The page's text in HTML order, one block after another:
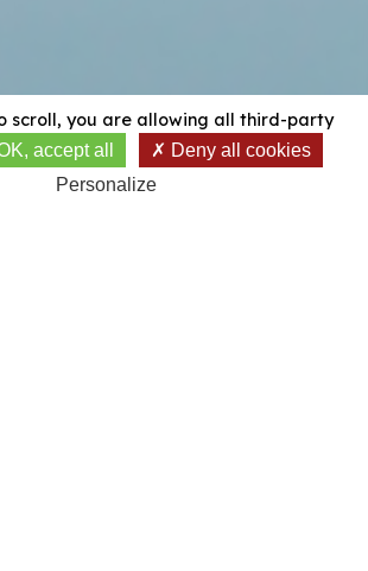
scroll, you are allowing all third-party
accept all
Deny all cookies
Personalize